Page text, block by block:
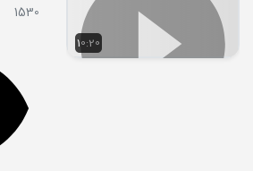
10:20
1530